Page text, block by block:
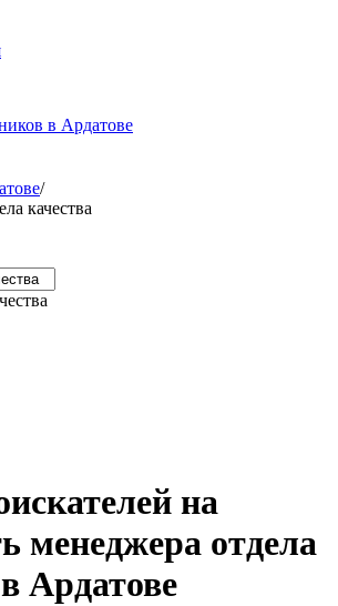
в Ардатове
/
качества
на
менеджера отдела
Ардатове